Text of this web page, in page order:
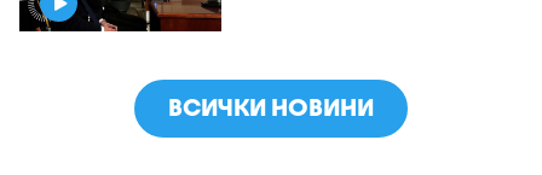
ВСИЧКИ НОВИНИ